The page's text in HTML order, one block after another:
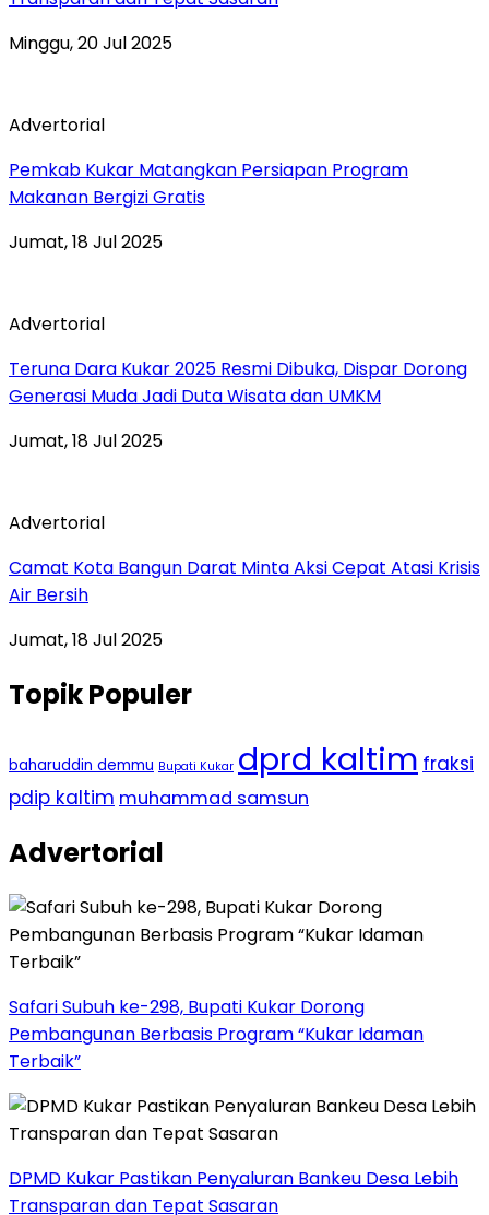
Minggu, 20 Jul 2025
Advertorial
Pemkab Kukar Matangkan Persiapan Program
Makanan Bergizi Gratis
Jumat, 18 Jul 2025
Advertorial
Teruna Dara Kukar 2025 Resmi Dibuka, Dispar Dorong
Generasi Muda Jadi Duta Wisata dan UMKM
Jumat, 18 Jul 2025
Advertorial
Camat Kota Bangun Darat Minta Aksi Cepat Atasi Krisis
Air Bersih
Jumat, 18 Jul 2025
Topik Populer
baharuddin demmu Bupati Kukar dprd kaltim fraksi
pdip kaltim muhammad samsun
Advertorial
Safari Subuh ke-298, Bupati Kukar Dorong
Pembangunan Berbasis Program “Kukar Idaman
Terbaik”
DPMD Kukar Pastikan Penyaluran Bankeu Desa Lebih
Transparan dan Tepat Sasaran